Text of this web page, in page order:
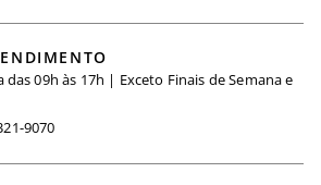
das 09h às 17h | Exceto Finais de Semana e
9070